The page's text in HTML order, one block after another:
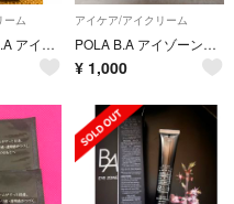
ーム
お買得POLA B.A アイゾーンクリーム N 100包 26g 【本体同量】
アイケア/アイクリーム
POLA B.A アイゾーンクリーム N
¥ 1,000